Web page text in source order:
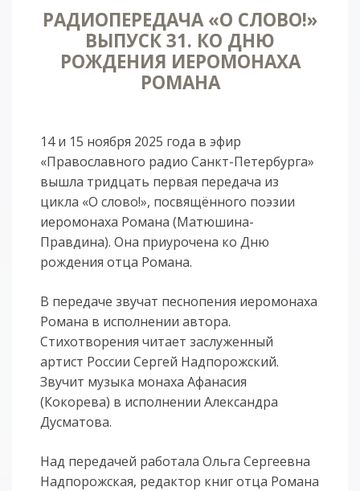
РАДИОПЕРЕДАЧА «О СЛОВО!»
ВЫПУСК 31. КО ДНЮ
РОЖДЕНИЯ ИЕРОМОНАХА
РОМАНА
14 и 15 ноября 2025 года в эфир
«Православного радио Санкт-Петербурга»
вышла тридцать первая передача из
цикла «О слово!», посвящённого поэзии
иеромонаха Романа (Матюшина-
Правдина). Она приурочена ко Дню
рождения отца Романа.
В передаче звучат песнопения иеромонаха
Романа в исполнении автора.
Стихотворения читает заслуженный
артист России Сергей Надпорожский.
Звучит музыка монаха Афанасия
(Кокорева) в исполнении Александра
Дусматова.
Над передачей работала Ольга Сергеевна
Надпорожская, редактор книг отца Романа